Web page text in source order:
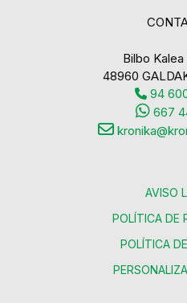
Bilbo Kalea
48960
94
667
AVISO
POLÍTICA DE
POLÍTICA